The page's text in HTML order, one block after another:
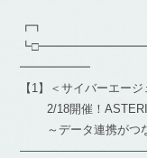
┏┓
━━━━━━
【1】＜サイバーエー
2/18開催！ASTERIA
～データ連携がつな